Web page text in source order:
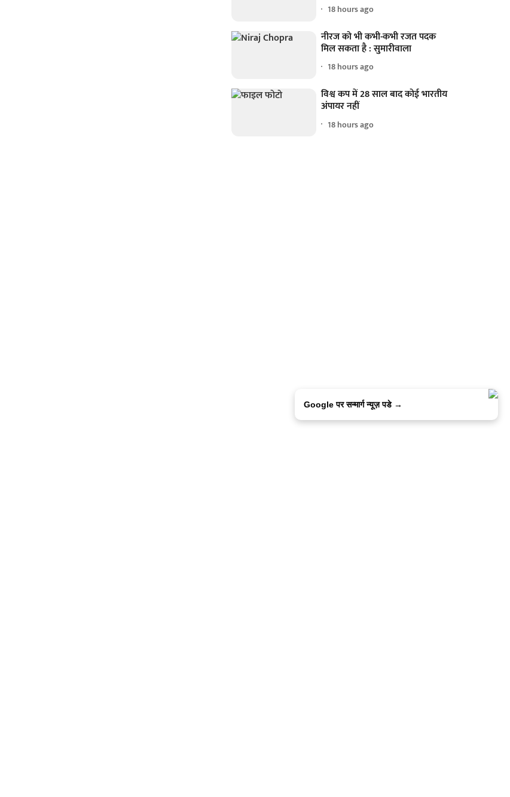
18 hours ago
नीरज को भी कभी-कभी रजत पदक
मिल सकता है : सुमारीवाला
18 hours ago
विश्व कप में 28 साल बाद कोई भारतीय
अंपायर नहीं
18 hours ago
Google पर सन्मार्ग न्यूज़ पडे →